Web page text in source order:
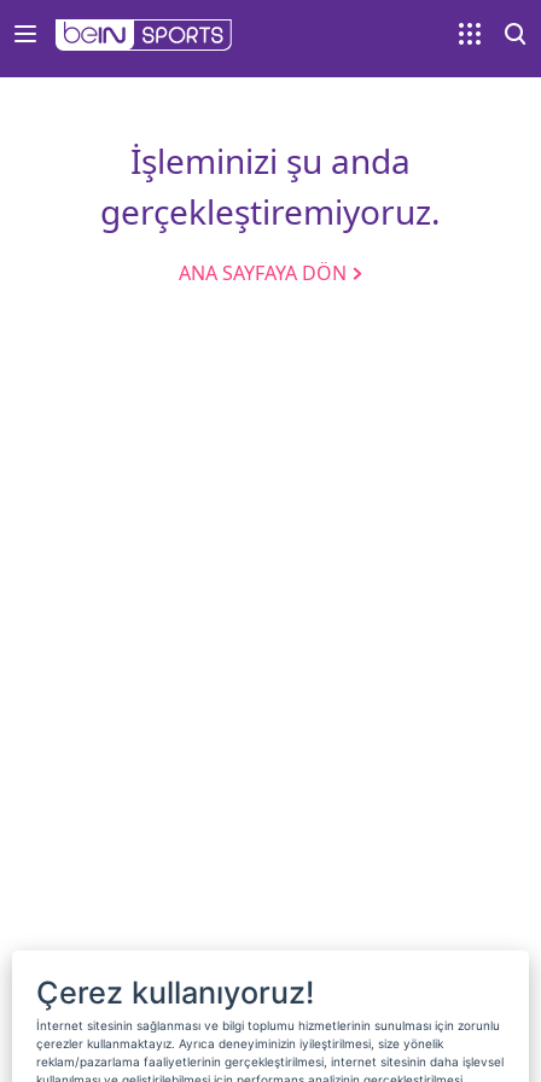
İşleminizi şu anda
gerçekleştiremiyoruz.
ANA SAYFAYA DÖN
Çerez kullanıyoruz!
İnternet sitesinin sağlanması ve bilgi toplumu hizmetlerinin sunulması için zorunlu
çerezler kullanmaktayız. Ayrıca deneyiminizin iyileştirilmesi, size yönelik
reklam/pazarlama faaliyetlerinin gerçekleştirilmesi, internet sitesinin daha işlevsel